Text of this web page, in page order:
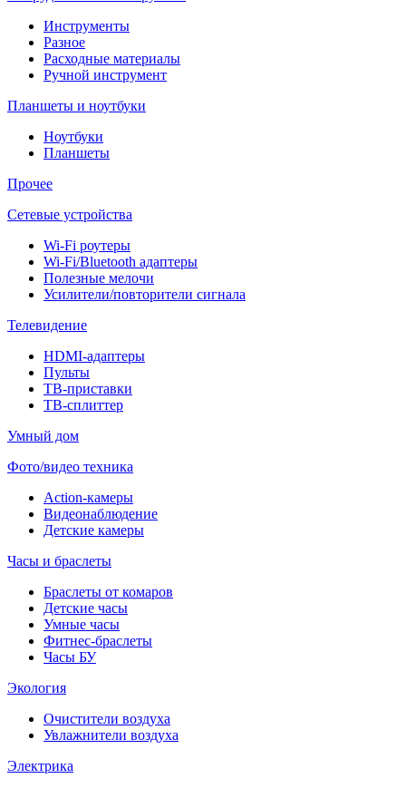
Инструменты
Разное
Расходные материалы
Ручной инструмент
Планшеты и ноутбуки
Ноутбуки
Планшеты
Прочее
Сетевые устройства
Wi-Fi роутеры
Wi-Fi/Bluetooth адаптеры
Полезные мелочи
Усилители/повторители сигнала
Телевидение
HDMI-адаптеры
Пульты
ТВ-приставки
ТВ-сплиттер
Умный дом
Фото/видео техника
Action-камеры
Видеонаблюдение
Детские камеры
Часы и браслеты
Браслеты от комаров
Детские часы
Умные часы
Фитнес-браслеты
Часы БУ
Экология
Очистители воздуха
Увлажнители воздуха
Электрика